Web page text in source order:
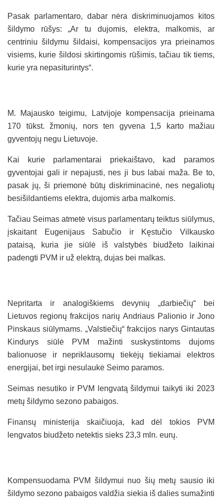
Pasak parlamentaro, dabar nėra diskriminuojamos kitos
šildymo rūšys: „Ar tu dujomis, elektra, malkomis, ar
centriniu šildymu šildaisi, kompensacijos yra prieinamos
visiems, kurie šildosi skirtingomis rūšimis, tačiau tik tiems,
kurie yra nepasiturintys“.
M. Majausko teigimu, Latvijoje kompensacija prieinama
170 tūkst. žmonių, nors ten gyvena 1,5 karto mažiau
gyventojų negu Lietuvoje.
Kai kurie parlamentarai priekaištavo, kad paramos
gyventojai gali ir nepajusti, nes ji bus labai maža. Be to,
pasak jų, ši priemonė būtų diskriminacinė, nes negaliotų
besišildantiems elektra, dujomis arba malkomis.
Tačiau Seimas atmetė visus parlamentarų teiktus siūlymus,
įskaitant Eugenijaus Sabučio ir Kęstučio Vilkausko
pataisą, kuria jie siūlė iš valstybės biudžeto laikinai
padengti PVM ir už elektrą, dujas bei malkas.
Nepritarta ir analogiškiems devynių „darbiečių“ bei
Lietuvos regionų frakcijos narių Andriaus Palionio ir Jono
Pinskaus siūlymams. „Valstiečių“ frakcijos narys Gintautas
Kindurys siūlė PVM mažinti suskystintoms dujoms
balionuose ir nepriklausomų tiekėjų tiekiamai elektros
energijai, bet irgi nesulaukė Seimo paramos.
Seimas nesutiko ir PVM lengvatą šildymui taikyti iki 2023
metų šildymo sezono pabaigos.
Finansų ministerija skaičiuoja, kad dėl tokios PVM
lengvatos biudžeto netektis sieks 23,3 mln. eurų.
Kompensuodama PVM šildymui nuo šių metų sausio iki
šildymo sezono pabaigos valdžia siekia iš dalies sumažinti